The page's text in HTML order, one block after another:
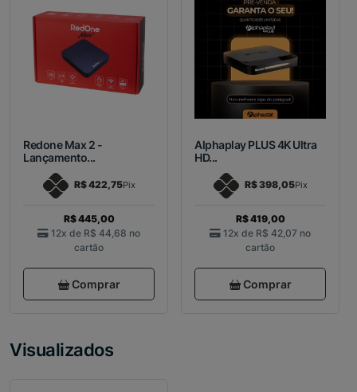
Redone Max 2 -
Lançamento...
R$ 422,75Pix
R$ 445,00
12x de R$ 44,68 no
cartão
Comprar
Alphaplay PLUS 4K Ultra
HD...
R$ 398,05Pix
R$ 419,00
12x de R$ 42,07 no
cartão
Comprar
Visualizados